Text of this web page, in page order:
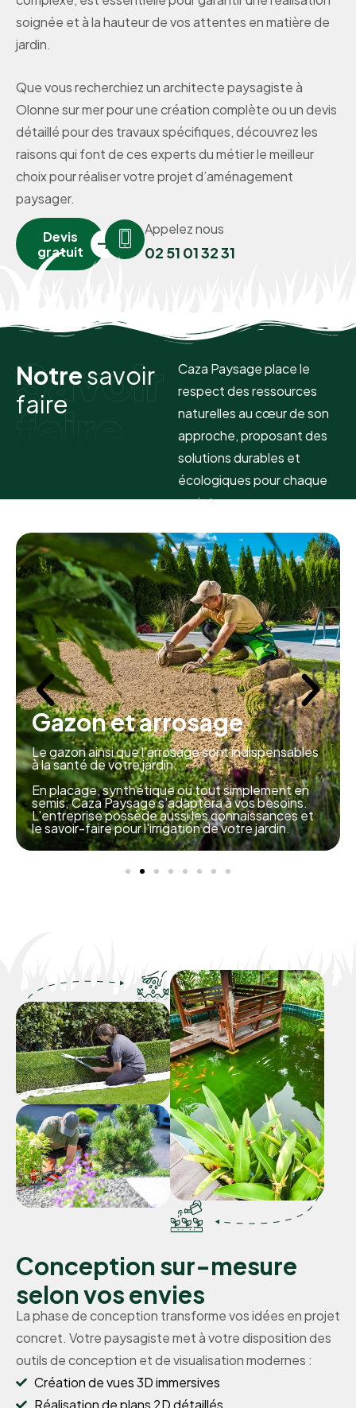
soignée et à la hauteur de vos attentes en matière de
jardin.
Que vous recherchiez un architecte paysagiste à
Olonne sur mer pour une création complète ou un devis
détaillé pour des travaux spécifiques, découvrez les
raisons qui font de ces experts du métier le meilleur
choix pour réaliser votre projet d’aménagement
paysager.
Devis
gratuit
Appelez nous
02 51 01 32 31
Savoir
faire
Notresavoir
faire
Caza Paysage place le
respect des ressources
naturelles au cœur de son
approche, proposant des
solutions durables et
écologiques pour chaque
projet paysager.
Gazon et arrosage
Le gazon ainsi que l'arrosage sont indispensables
à la santé de votre jardin...
En placage, synthétique ou tout simplement en
semis; Caza Paysage s'adaptera à vos besoins.
L'entreprise possède aussi les connaissances et
le savoir-faire pour l'irrigation de votre jardin.
Conception sur-mesure
selon vos envies
La phase de conception transforme vos idées en projet
concret. Votre paysagiste met à votre disposition des
outils de conception et de visualisation modernes :
Création de vues 3D immersives
Réalisation de plans 2D détaillés